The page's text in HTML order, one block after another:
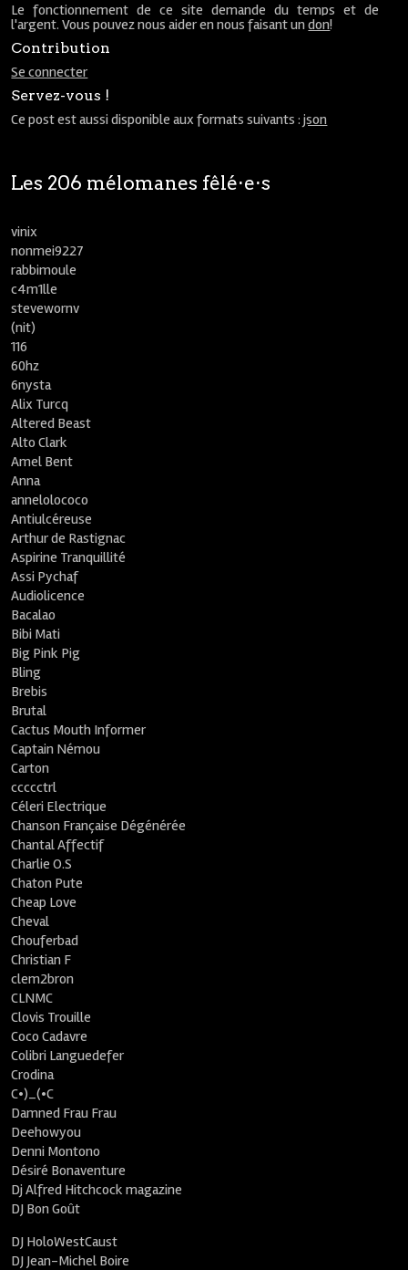
Le fonctionnement de ce site demande du temps et de
l'argent. Vous pouvez nous aider en nous faisant undon!
Contribution
Se connecter
Servez-vous !
Ce post est aussi disponible aux formats suivants :json
Les 206 mélomanes fêlé⋅e⋅s
vinix
nonmei9227
rabbimoule
c4m1lle
stevewornv
(nit)
116
60hz
6nysta
Alix Turcq
Altered Beast
Alto Clark
Amel Bent
Anna
annelolococo
Antiulcéreuse
Arthur de Rastignac
Aspirine Tranquillité
Assi Pychaf
Audiolicence
Bacalao
Bibi Mati
Big Pink Pig
Bling
Brebis
Brutal
Cactus Mouth Informer
Captain Némou
Carton
ccccctrl
Céleri Electrique
Chanson Française Dégénérée
Chantal Affectif
Charlie O.S
Chaton Pute
Cheap Love
Cheval
Chouferbad
Christian F
clem2bron
CLNMC
Clovis Trouille
Coco Cadavre
Colibri Languedefer
Crodina
C•)_(•C
Damned Frau Frau
Deehowyou
Denni Montono
Désiré Bonaventure
Dj Alfred Hitchcock magazine
DJ Bon Goût
DJ HoloWestCaust
DJ Jean-Michel Boire